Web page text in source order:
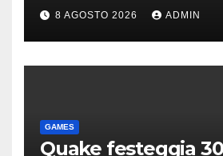
8 AGOSTO 2026 ADMIN
GAMES
Quake festeggia